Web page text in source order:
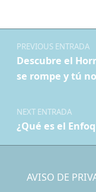
Navegación de entradas
PREVIOUS ENTRADA
Descubre el
se rompe y tú
NEXT ENTRADA
¿Qué es el
AVISO DE